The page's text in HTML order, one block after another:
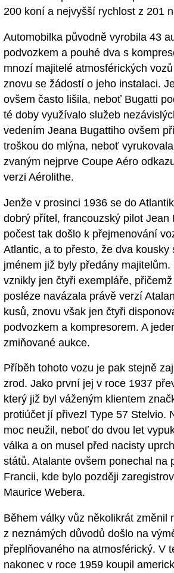
200 koní a nejvyšší rychlost z 201
Automobilka původně vyrobila 43
podvozkem a pouhé dva s
mnozí majitelé atmosférických
znovu se žádostí o jeho instalaci.
ovšem často lišila, neboť Bugatti
té doby využívalo služeb
vedením Jeana Bugattiho ovšem
troškou do mlýna, neboť
zvaným nejprve Coupe Aéro
verzi Aérolithe.
Jenže v prosinci 1936 se do
dobrý přítel, francouzský pilot Jean
počest tak došlo k přejmenování
Atlantic, a to přesto, že dva kousky
jménem již byly předány majitelům.
vznikly jen čtyři exempláře,
posléze navázala právě verzí
kusů, znovu však jen čtyři
podvozkem a kompresorem. A
zmiňované aukce.
Příběh tohoto vozu je pak stejně
zrod. Jako první jej v roce 1937
který již byl váženým klientem
protiúčet jí přivezl Type 57 Stelvio.
moc neužil, neboť do dvou let
válka a on musel před nacisty
států. Atalante ovšem ponechal na
Francii, kde bylo později
Maurice Webera.
Během války vůz několikrát změnil
z neznámých důvodů došlo na
přeplňovaného na atmosférický. V
nakonec v roce 1959 koupil